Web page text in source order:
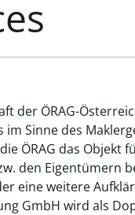
der ÖRAG-
Sinne des
ÖRAG das
den Eigentümern
eine weitere
GmbH wird als